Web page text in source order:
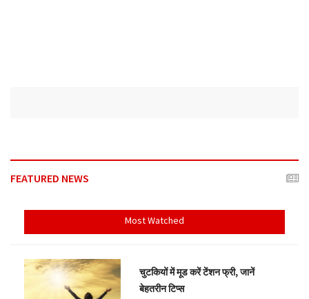
FEATURED NEWS
Most Watched
चुटकियों में मूड करें टेंशन फ्री, जानें
बेहतरीन टिप्स